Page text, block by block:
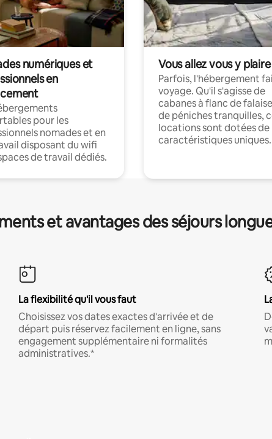
numériques et
en
pour les
nomades et en
disposant du wifi
de travail dédiés.
Vous allez vous y plaire
Parfois, l'hébergement
voyage. Qu'il s'agisse de
cabanes à flanc de
de péniches tranquilles,
locations sont dotées de
caractéristiques uniques.
et avantages des séjours
La flexibilité qu'il vous faut
Choisissez vos dates exactes d'arrivée et de
départ puis réservez facilement en ligne, sans
engagement supplémentaire ni formalités
administratives.*